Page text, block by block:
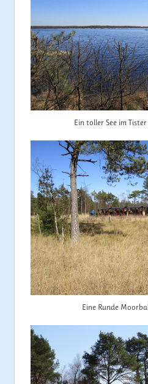
Ein toller See im
Eine Runde